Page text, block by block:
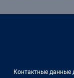
Контактные данные